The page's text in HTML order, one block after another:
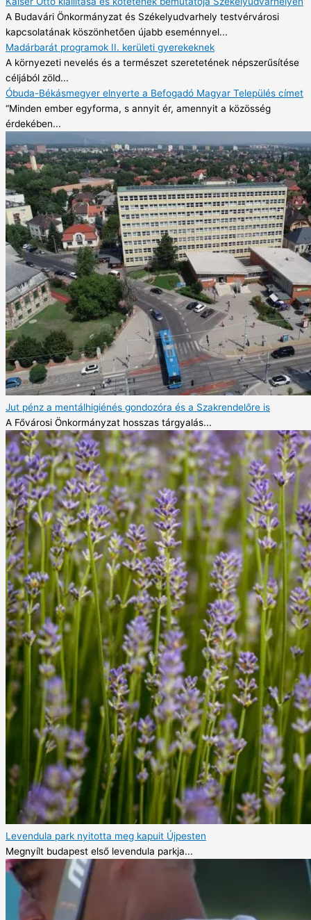
A Budavári Önkormányzat és Székelyudvarhely testvérvárosi
kapcsolatának köszönhetően újabb eseménnyel...
Madárbarát programok II. kerületi gyerekeknek
A környezeti nevelés és a természet szeretetének népszerűsítése
céljából zöld...
Óbuda-Békásmegyer elnyerte a Befogadó Magyar Település címet
“Minden ember egyforma, s annyit ér, amennyit a közösség
érdekében...
Jut pénz a mentálhigiénés gondozóra és a Szakrendelőre is
A Fővárosi Önkormányzat hosszas tárgyalás...
Levendula park nyitotta meg kapuit Újpesten
Megnyílt budapest első levendula parkja...